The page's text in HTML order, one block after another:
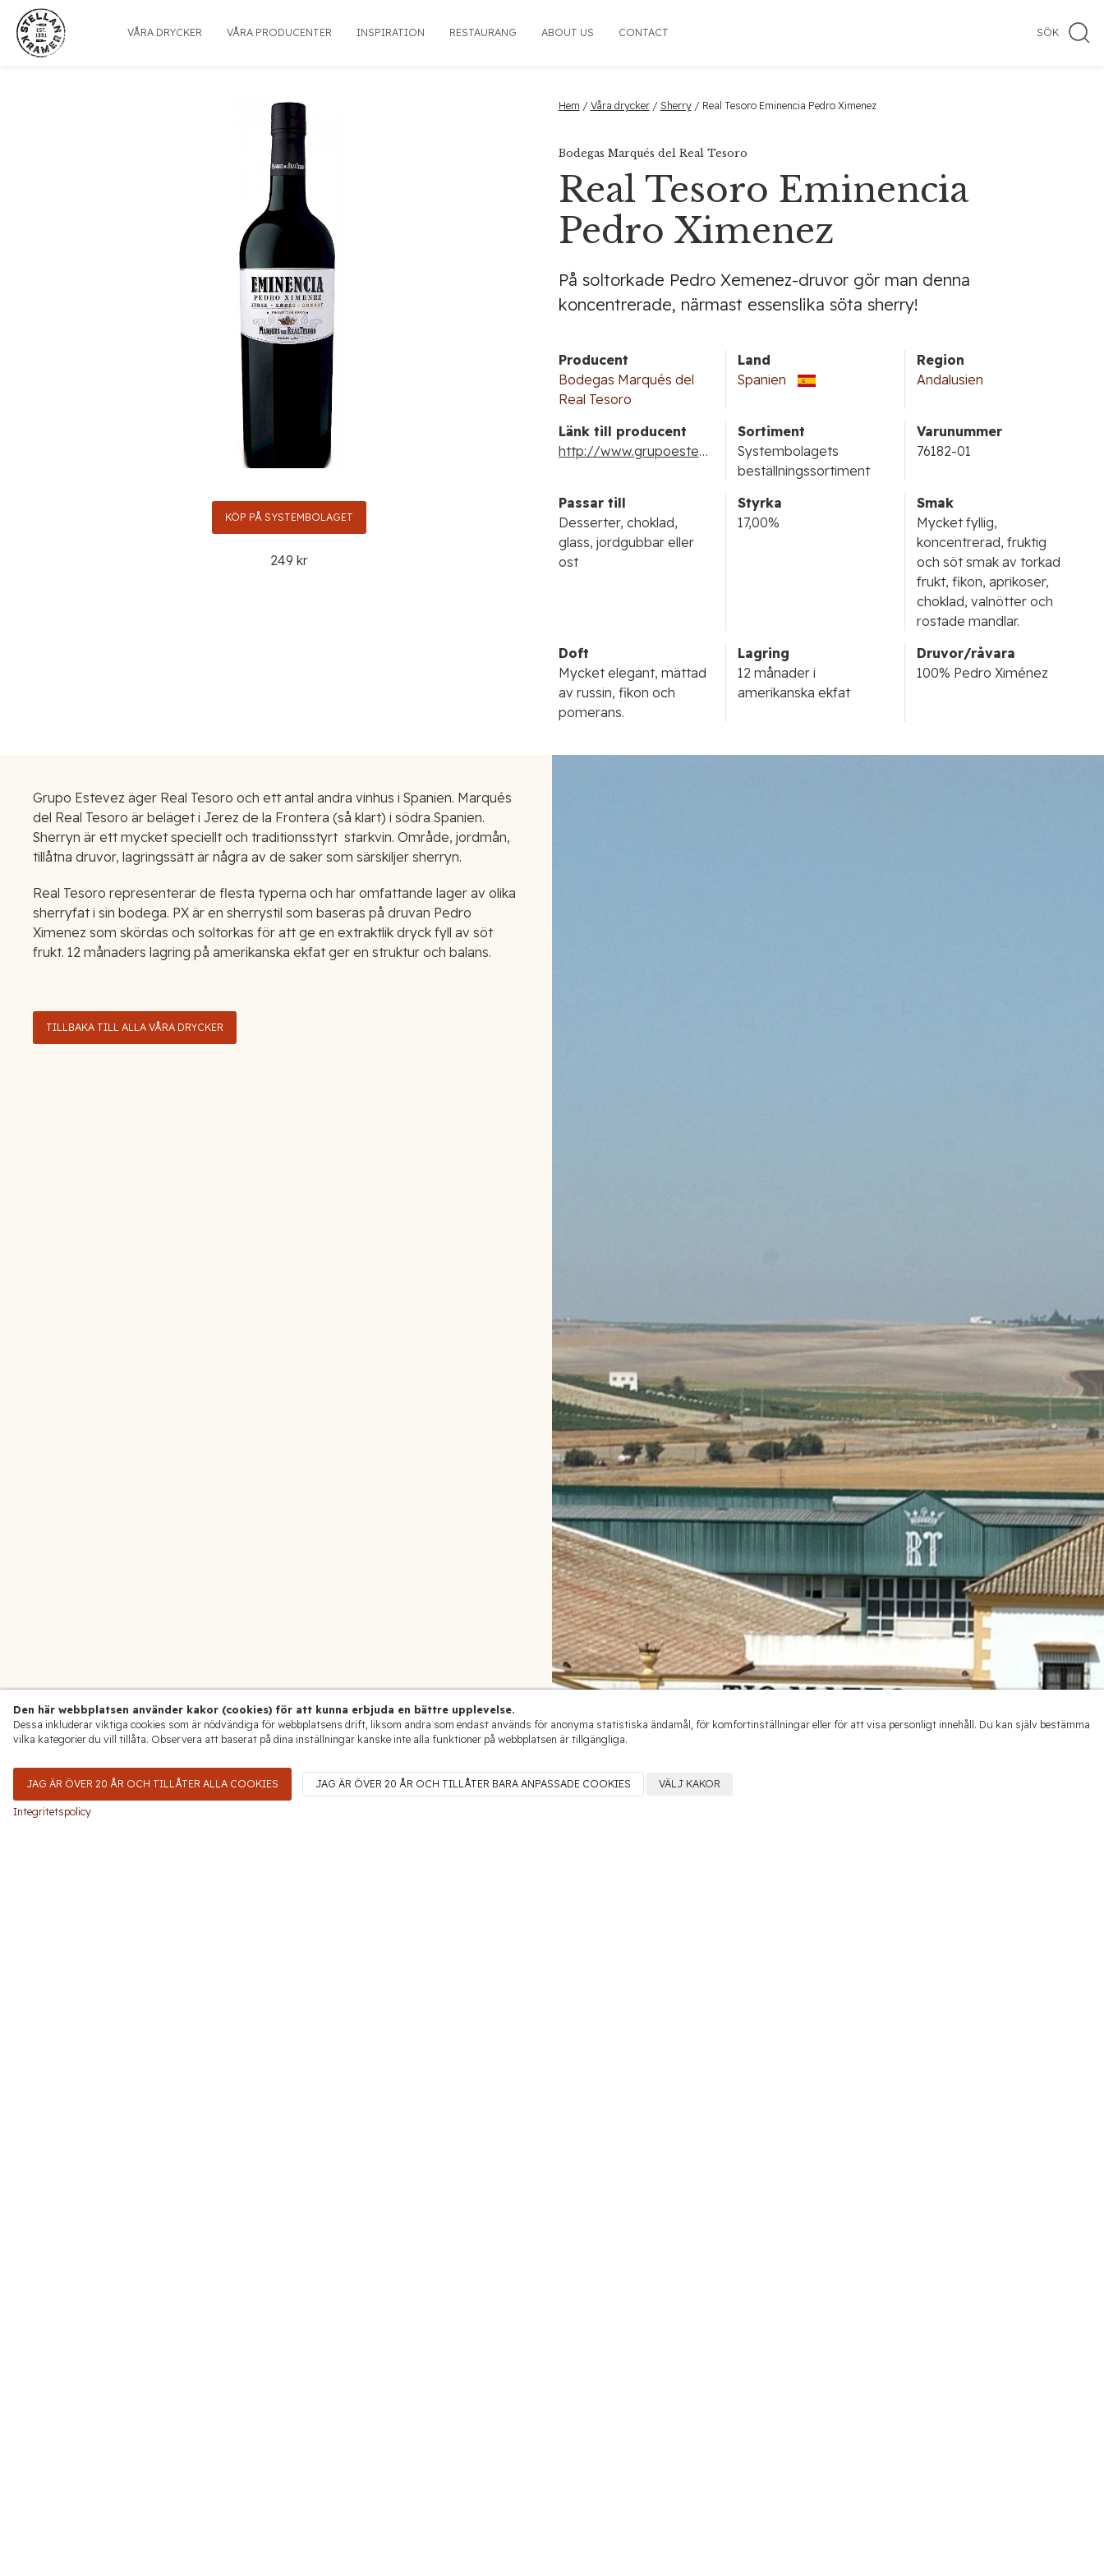
VÅRA DRYCKER VÅRA PRODUCENTER INSPIRATION RESTAURANG ABOUT US CONTACT SÖK
KÖP PÅ SYSTEMBOLAGET
249 kr
Hem / Våra drycker/ Sherry/ Real Tesoro Eminencia Pedro Ximenez
Bodegas Marqués del Real Tesoro
Real Tesoro Eminencia
Pedro Ximenez
På soltorkade Pedro Xemenez-druvor gör man denna
koncentrerade, närmast essenslika söta sherry!
Producent
Bodegas Marqués del
Real Tesoro
Land
Spanien
Region
Andalusien
Länk till producent
http://www.grupoestevez.es/home.cfm
Sortiment
Systembolagets
beställningssortiment
Varunummer
76182-01
Passar till
Desserter, choklad,
glass, jordgubbar eller
ost
Styrka
17,00%
Smak
Mycket fyllig,
koncentrerad, fruktig
och söt smak av torkad
frukt, fikon, aprikoser,
choklad, valnötter och
rostade mandlar.
Doft
Mycket elegant, mättad
av russin, fikon och
pomerans.
Lagring
12 månader i
amerikanska ekfat
Druvor/råvara
100% Pedro Ximénez
Grupo Estevez äger Real Tesoro och ett antal andra vinhus i Spanien. Marqués
del Real Tesoro är beläget i Jerez de la Frontera (så klart) i södra Spanien.
Sherryn är ett mycket speciellt och traditionsstyrt starkvin. Område, jordmån,
tillåtna druvor, lagringssätt är några av de saker som särskiljer sherryn.
Real Tesoro representerar de flesta typerna och har omfattande lager av olika
sherryfat i sin bodega. PX är en sherrystil som baseras på druvan Pedro
Ximenez som skördas och soltorkas för att ge en extraktlik dryck fyll av söt
frukt. 12 månaders lagring på amerikanska ekfat ger en struktur och balans.
TILLBAKA TILL ALLA VÅRA DRYCKER
Den här webbplatsen använder kakor (cookies) för att kunna erbjuda en bättre upplevelse.
Dessa inkluderar viktiga cookies som är nödvändiga för webbplatsens drift, liksom andra som endast används för anonyma statistiska ändamål, för komfortinställningar eller för att visa personligt innehåll. Du kan själv bestämma
vilka kategorier du vill tillåta. Observera att baserat på dina inställningar kanske inte alla funktioner på webbplatsen är tillgängliga.
JAG ÄR ÖVER 20 ÅR OCH TILLÅTER ALLA COOKIES JAG ÄR ÖVER 20 ÅR OCH TILLÅTER BARA ANPASSADE COOKIES VÄLJ KAKOR
Integritetspolicy